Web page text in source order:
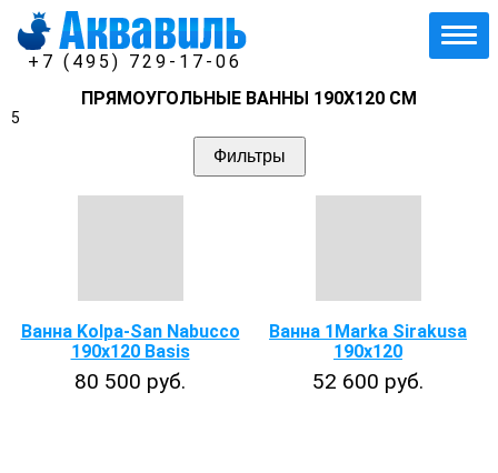
+7 (495) 729-17-06
ПРЯМОУГОЛЬНЫЕ ВАННЫ 190Х120 СМ
5
Фильтры
Ванна Kolpa-San Nabucco
190x120 Basis
80 500 руб.
Ванна 1Marka Sirakusa
190х120
52 600 руб.